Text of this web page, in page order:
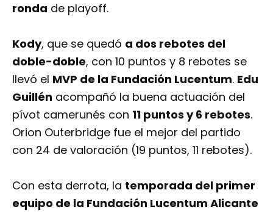
ronda de playoff.
Kody, que se quedó a dos rebotes del
doble-doble, con 10 puntos y 8 rebotes se
llevó el MVP de la Fundación Lucentum. Edu
Guillén acompañó la buena actuación del
pívot camerunés con 11 puntos y 6 rebotes.
Orion Outerbridge fue el mejor del partido
con 24 de valoración (19 puntos, 11 rebotes).
Con esta derrota, la temporada del primer
equipo de la Fundación Lucentum Alicante